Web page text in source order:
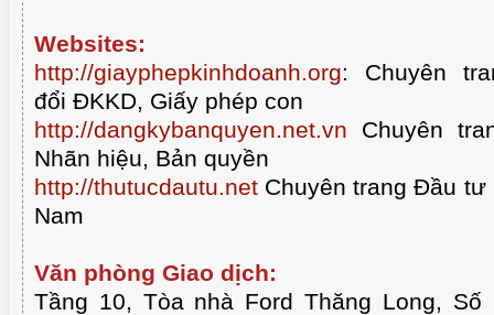
Websites:
http://giayphepkinhdoanh.org:
Chuyên
đổi ĐKKD, Giấy phép con
http://dangkybanquyen.net.vn Chuyên
Nhãn hiệu, Bản quyền
http://thutucdautu.net Chuyên trang Đầu
Nam
Văn phòng Giao dịch:
Tầng 10, Tòa nhà Ford Thăng Long, Số